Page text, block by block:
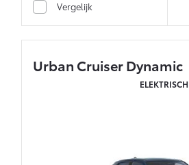
Vergelijk
Urban Cruiser Dynamic
ELEKTRISCH